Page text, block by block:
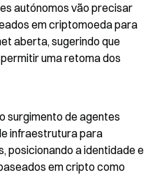
autónomos vão precisar
em criptomoeda para
aberta, sugerindo que
uma retoma dos
surgimento de agentes
infraestrutura para
posicionando a identidade e
em cripto como